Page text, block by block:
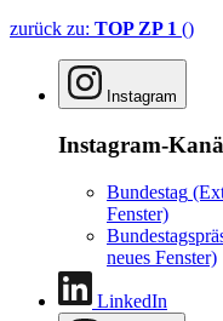
zurück zu: TOP ZP 1 ()
Instagram
Instagram-
Bundestag
Fenster)
neues Fenster)
LinkedIn